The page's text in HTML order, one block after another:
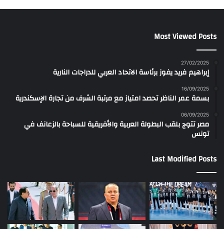
Most Viewed Posts
27/02/2025
إبراهيم فريد يفوز برئاسة الاتحاد العربي للدراجات النارية
16/09/2025
بسمة عمر الناظر تحصد امتياز مع مرتبة الشرف من تجارة الإسكندرية
06/09/2025
مصر تتوج بلقب البطولة العربية والأفريقية للسباحة بالزعانف في
تونس
Last Modified Posts